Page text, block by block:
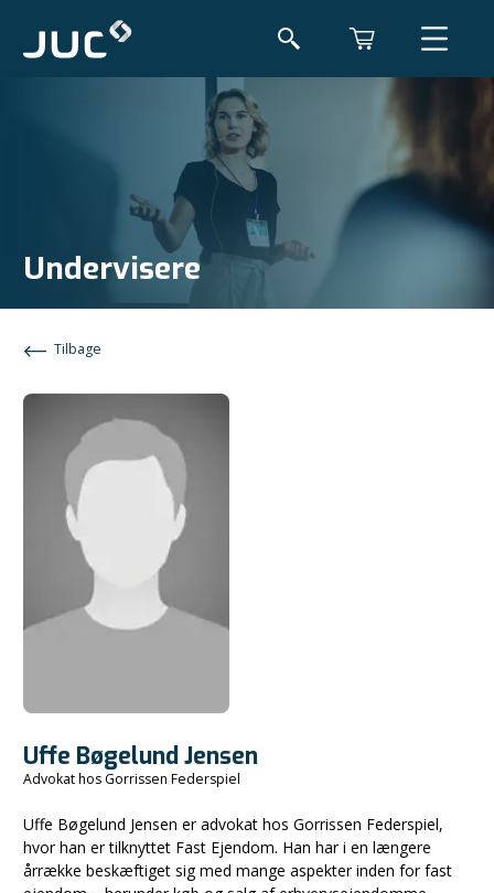
Undervisere
Tilbage
Uffe Bøgelund Jensen
Advokat hos Gorrissen Federspiel
Uffe Bøgelund Jensen er advokat hos Gorrissen Federspiel,
hvor han er tilknyttet Fast Ejendom. Han har i en længere
årrække beskæftiget sig med mange aspekter inden for fast